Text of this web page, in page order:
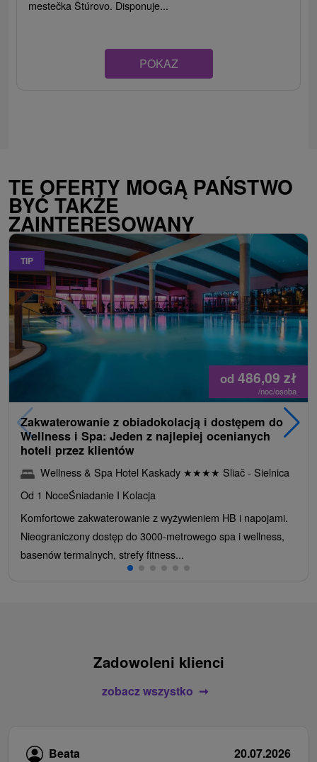
mestečka Štúrovo. Disponuje...
POKAZ
TE OFERTY MOGĄ PAŃSTWO
BYĆ TAKŻE
ZAINTERESOWANY
TIP
od 486,09 zł
/noc/osoba
Zakwaterowanie z obiadokolacją i dostępem do
Wellness i Spa: Jeden z najlepiej ocenianych
hoteli przez klientów
Wellness & Spa Hotel Kaskady ★★★★ Sliač - Sielnica
Od 1 NoceŚniadanie I Kolacja
Komfortowe zakwaterowanie z wyżywieniem HB i napojami.
Nieograniczony dostęp do 3000-metrowego spa i wellness,
basenów termalnych, strefy fitness...
Zadowoleni klienci
zobacz wszystko
Beata 20.07.2026